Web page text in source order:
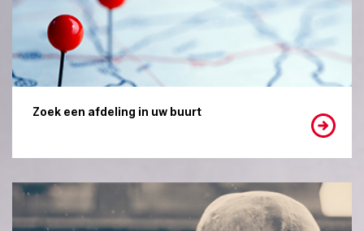
Zoek een afdeling in uw buurt